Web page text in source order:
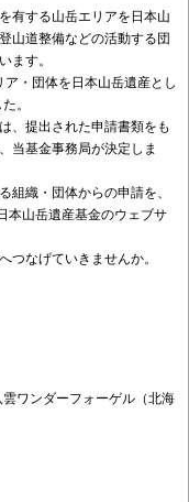
有する山岳エリアを日本山
山道整備などの活動する団
ます。
・団体を日本山岳遺産とし
。
、提出された申請書類をも
当基金事務局が決定しま
織・団体からの申請を、
本山岳遺産基金のウェブサ
なげていきませんか。
ワンダーフォーゲル（北海